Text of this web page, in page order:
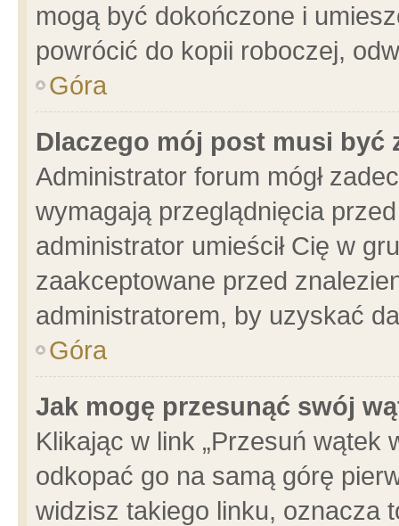
mogą być dokończone i
powrócić do kopii roboczej,
Góra
Dlaczego mój post musi być
Administrator forum mógł
wymagają przeglądnięcia
administrator umieścił Cię w
zaakceptowane przed
administratorem, by uzyskać
Góra
Jak mogę przesunąć swój
Klikając w link „Przesuń wątek
odkopać go na samą górę
widzisz takiego linku, oznacza